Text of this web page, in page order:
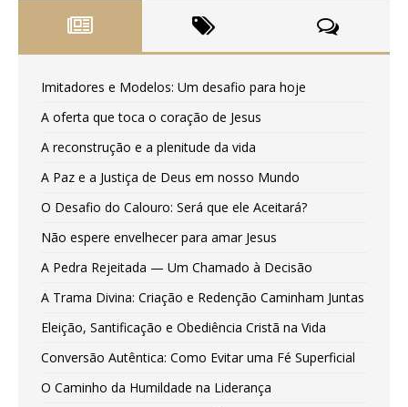
Imitadores e Modelos: Um desafio para hoje
A oferta que toca o coração de Jesus
A reconstrução e a plenitude da vida
A Paz e a Justiça de Deus em nosso Mundo
O Desafio do Calouro: Será que ele Aceitará?
Não espere envelhecer para amar Jesus
A Pedra Rejeitada — Um Chamado à Decisão
A Trama Divina: Criação e Redenção Caminham Juntas
Eleição, Santificação e Obediência Cristã na Vida
Conversão Autêntica: Como Evitar uma Fé Superficial
O Caminho da Humildade na Liderança